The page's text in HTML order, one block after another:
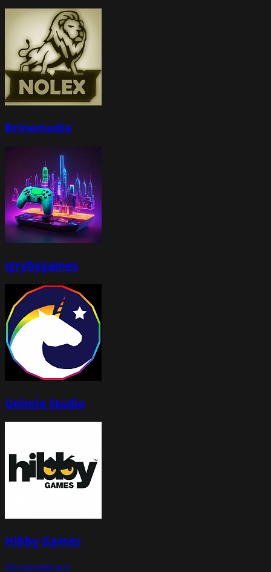
Brinemedia
igrybygames
Unimix Studio
Hibby Games
Посмотреть все